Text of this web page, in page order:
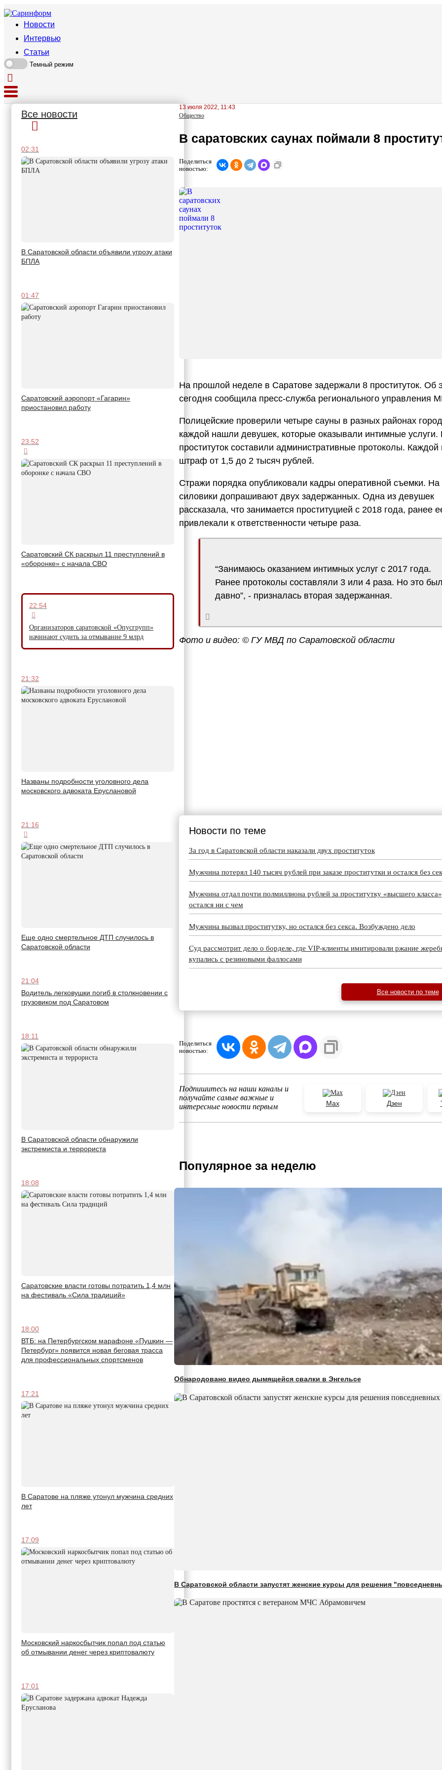
Новости
Интервью
Статьи
Темный режим
Все новости
02:31
В Саратовской области объявили угрозу атаки
БПЛА
01:47
Саратовский аэропорт «Гагарин»
приостановил работу
23:52
Саратовский СК раскрыл 11 преступлений в
«оборонке» с начала СВО
22:54
Организаторов саратовской «Опусгрупп»
начинают судить за отмывание 9 млрд
21:32
Названы подробности уголовного дела
московского адвоката Еруслановой
21:16
Еще одно смертельное ДТП случилось в
Саратовской области
21:04
Водитель легковушки погиб в столкновении с
грузовиком под Саратовом
18:11
В Саратовской области обнаружили
экстремиста и террориста
18:08
Саратовские власти готовы потратить 1,4 млн
на фестиваль «Сила традиций»
18:00
ВТБ: на Петербургском марафоне «Пушкин —
Петербург» появится новая беговая трасса
для профессиональных спортсменов
17:21
В Саратове на пляже утонул мужчина средних
лет
17:09
Московский наркосбытчик попал под статью
об отмывании денег через криптовалюту
17:01
13 июля 2022, 11:43
Общество
В саратовских саунах поймали 8
Поделиться
новостью:
На прошлой неделе в Саратове задержали 8 проституток. Об
сегодня сообщила пресс-служба регионального управления
Полицейские проверили четыре сауны в разных районах
каждой нашли девушек, которые оказывали интимные услуги.
проституток составили административные протоколы. Каждой
штраф от 1,5 до 2 тысяч рублей.
Стражи порядка опубликовали кадры оперативной съемки. На
силовики допрашивают двух задержанных. Одна из девушек
рассказала, что занимается проституцией с 2018 года, ранее
привлекали к ответственности четыре раза.
“Занимаюсь оказанием интимных услуг с 2017 года.
Ранее протоколы составляли 3 или 4 раза. Но это
давно”, - призналась вторая задержанная.
Фото и видео: © ГУ МВД по Саратовской области
Новости по теме
За год в Саратовской области наказали двух проституток
Мужчина потерял 140 тысяч рублей при заказе проститутки и остался без
Мужчина отдал почти полмиллиона рублей за проститутку «высшего
остался ни с чем
Мужчина вызвал проститутку, но остался без секса. Возбуждено дело
Суд рассмотрит дело о борделе, где VIP-клиенты имитировали ржание
купались с резиновыми фаллосами
Все новости по теме
Поделиться
новостью:
Подпишитесь на наши каналы и
получайте самые важные и
интересные новости первым
Max Дзен
Популярное за неделю
Обнародовано видео дымящейся свалки в Энгельсе
В Саратовской области запустят женские курсы для решения